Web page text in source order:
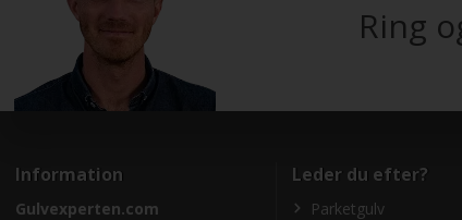
Ring
Information
Gulvexperten.com
Leder du efter?
Parketgulv